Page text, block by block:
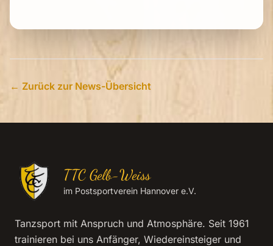
← Zurück zur News-Übersicht
TTC Gelb-Weiss
im Postsportverein Hannover e.V.
Tanzsport mit Anspruch und Atmosphäre. Seit 1961
trainieren bei uns Anfänger, Wiedereinsteiger und